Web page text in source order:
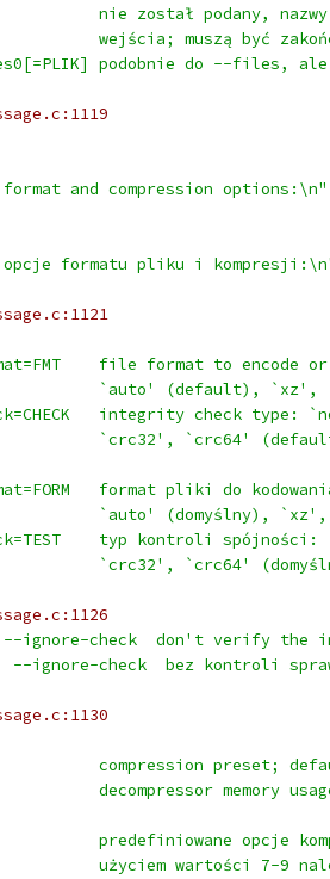
nie został podany, nazwy są
wejścia; muszą być
podobnie do --files, ale
and compression options:\n"
opcje formatu pliku i
file format to encode or
`auto' (default), `xz',
integrity check type:
`crc32', `crc64'
format pliki do
`auto' (domyślny), `xz',
typ kontroli
`crc32', `crc64'
check  don't verify the
ignore-check  bez kontroli
compression preset;
decompressor memory
predefiniowane opcje
użyciem wartości 7-9 należy